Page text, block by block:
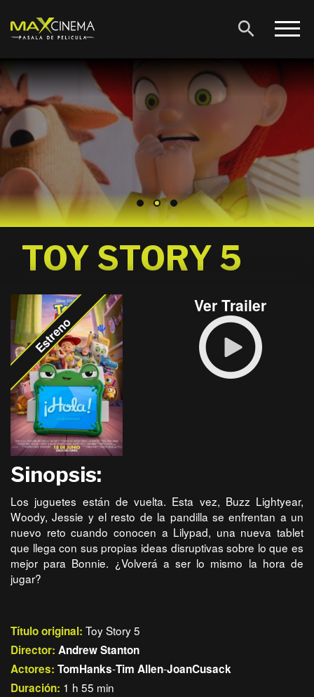
TOY STORY 5
Estreno
Sinopsis:
Los juguetes están de vuelta. Esta vez, Buzz Lightyear,
Woody, Jessie y el resto de la pandilla se enfrentan a un
nuevo reto cuando conocen a Lilypad, una nueva tablet
que llega con sus propias ideas disruptivas sobre lo que es
mejor para Bonnie. ¿Volverá a ser lo mismo la hora de
jugar?
Título original: Toy Story 5
Director: Andrew Stanton
Actores: TomHanks-Tim Allen-JoanCusack
Duración: 1 h 55 min
Ver Trailer